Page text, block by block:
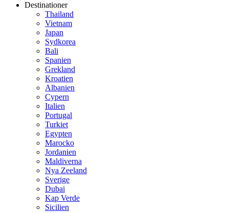
Destinationer
Thailand
Vietnam
Japan
Sydkorea
Bali
Spanien
Grekland
Kroatien
Albanien
Cypern
Italien
Portugal
Turkiet
Egypten
Marocko
Jordanien
Maldiverna
Nya Zeeland
Sverige
Dubai
Kap Verde
Sicilien